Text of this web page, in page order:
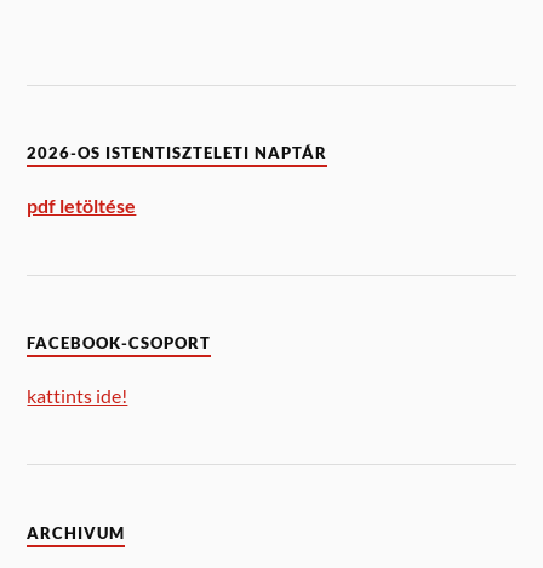
2026-OS ISTENTISZTELETI NAPTÁR
pdf letöltése
FACEBOOK-CSOPORT
kattints ide!
ARCHIVUM